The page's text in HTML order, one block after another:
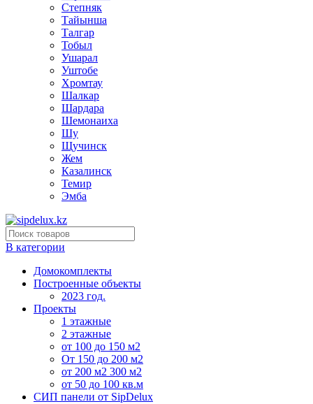
Степняк
Тайынша
Талгар
Тобыл
Ушарал
Уштобе
Хромтау
Шалкар
Шардара
Шемонаиха
Шу
Щучинск
Жем
Казалинск
Темир
Эмба
В категории
Домокомплекты
Построенные объекты
2023 год.
Проекты
1 этажные
2 этажные
от 100 до 150 м2
От 150 до 200 м2
от 200 м2 300 м2
от 50 до 100 кв.м
СИП панели от SipDelux